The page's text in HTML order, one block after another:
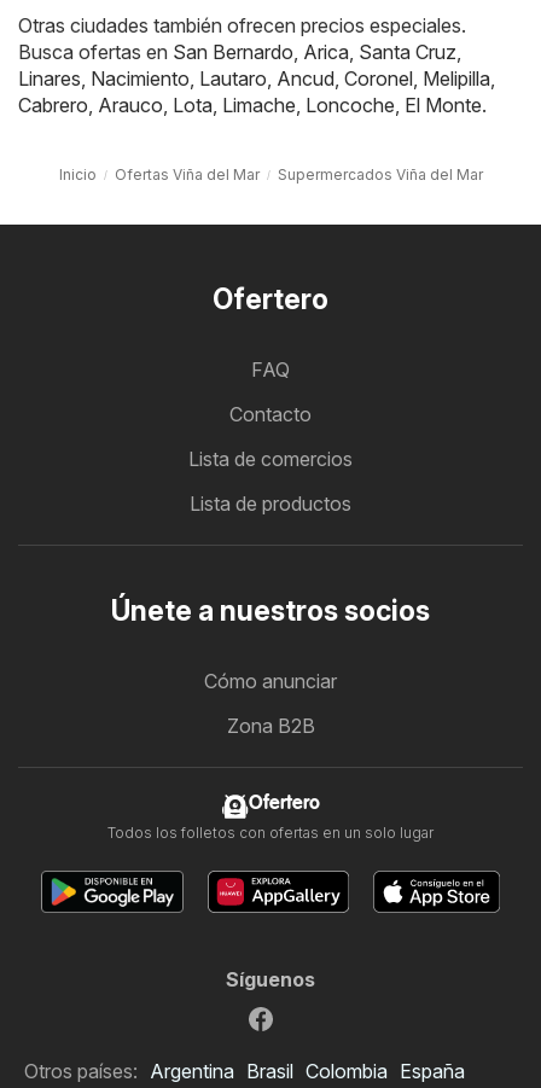
Otras ciudades también ofrecen precios especiales.
Busca ofertas en San Bernardo Arica Santa Cruz
Linares Nacimiento Lautaro Ancud Coronel Melipilla
Cabrero Arauco Lota Limache Loncoche El Monte.
Inicio Ofertas Viña del Mar Supermercados Viña del Mar
Ofertero
FAQ
Contacto
Lista de comercios
Lista de productos
Únete a nuestros socios
Cómo anunciar
Zona B2B
Ofertero
Todos los folletos con ofertas en un solo lugar
Síguenos
Otros países: Argentina Brasil Colombia España